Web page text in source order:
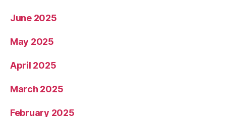
June 2025
May 2025
April 2025
March 2025
February 2025